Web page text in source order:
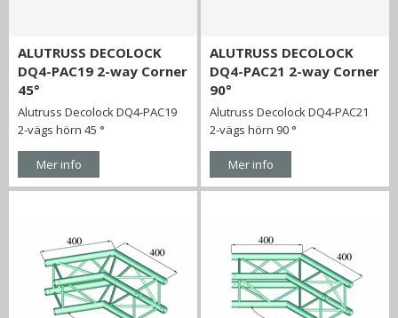
ALUTRUSS DECOLOCK
DQ4-PAC19 2-way Corner
45°
Alutruss Decolock DQ4-PAC19
2-vägs hörn 45 °
Mer info
ALUTRUSS DECOLOCK
DQ4-PAC21 2-way Corner
90°
Alutruss Decolock DQ4-PAC21
2-vägs hörn 90 °
Mer info